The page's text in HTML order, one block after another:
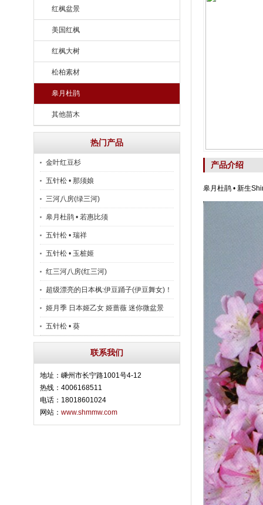
红枫盆景
美国红枫
红枫大树
松柏素材
皋月杜鹃
其他苗木
热门产品
金叶红豆杉
五针松 • 那须娘
三河八房(绿三河)
皋月杜鹃 • 若惠比须
五针松 • 瑞祥
五针松 • 玉桩姬
红三河八房(红三河)
超级漂亮的日本枫:伊豆踊子(伊豆舞女)！
姬月季 日本姬乙女 姬蔷薇 迷你微盆景
五针松 • 葵
联系我们
地址：嵊州市长宁路1001号4-12
热线：4006168511
电话：18018601024
网站： www.shmmw.com
产品介绍
皋月杜鹃 • 新生